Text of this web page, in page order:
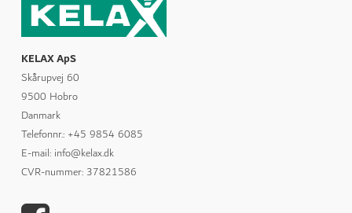
KELAX ApS
Skårupvej 60
9500 Hobro
Danmark
Telefonnr.: +45 9854 6085
E-mail: info@kelax.dk
CVR-nummer: 37821586